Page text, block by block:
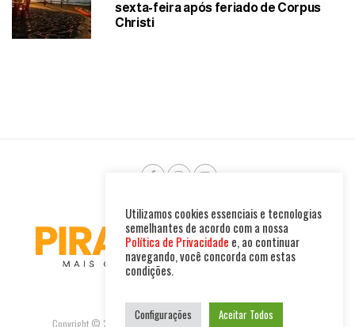
sexta-feira após feriado de Corpus
Christi
Copyright © 2025. Todos os direitos reservados. PIRAMBU NEWS
Utilizamos cookies essenciais e tecnologias
semelhantes de acordo com a nossa
Política de Privacidade e, ao continuar
navegando, você concorda com estas
condições.
Configurações Aceitar Todos